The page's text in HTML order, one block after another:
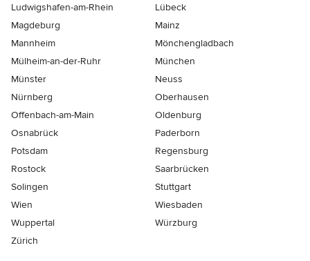
Ludwigshafen-am-Rhein
Lübeck
Magdeburg
Mainz
Mannheim
Mönchen­gladbach
Mülheim-an-der-Ruhr
München
Münster
Neuss
Nürnberg
Oberhausen
Offenbach-am-Main
Oldenburg
Osnabrück
Paderborn
Potsdam
Regensburg
Rostock
Saarbrücken
Solingen
Stuttgart
Wien
Wiesbaden
Wuppertal
Würzburg
Zürich